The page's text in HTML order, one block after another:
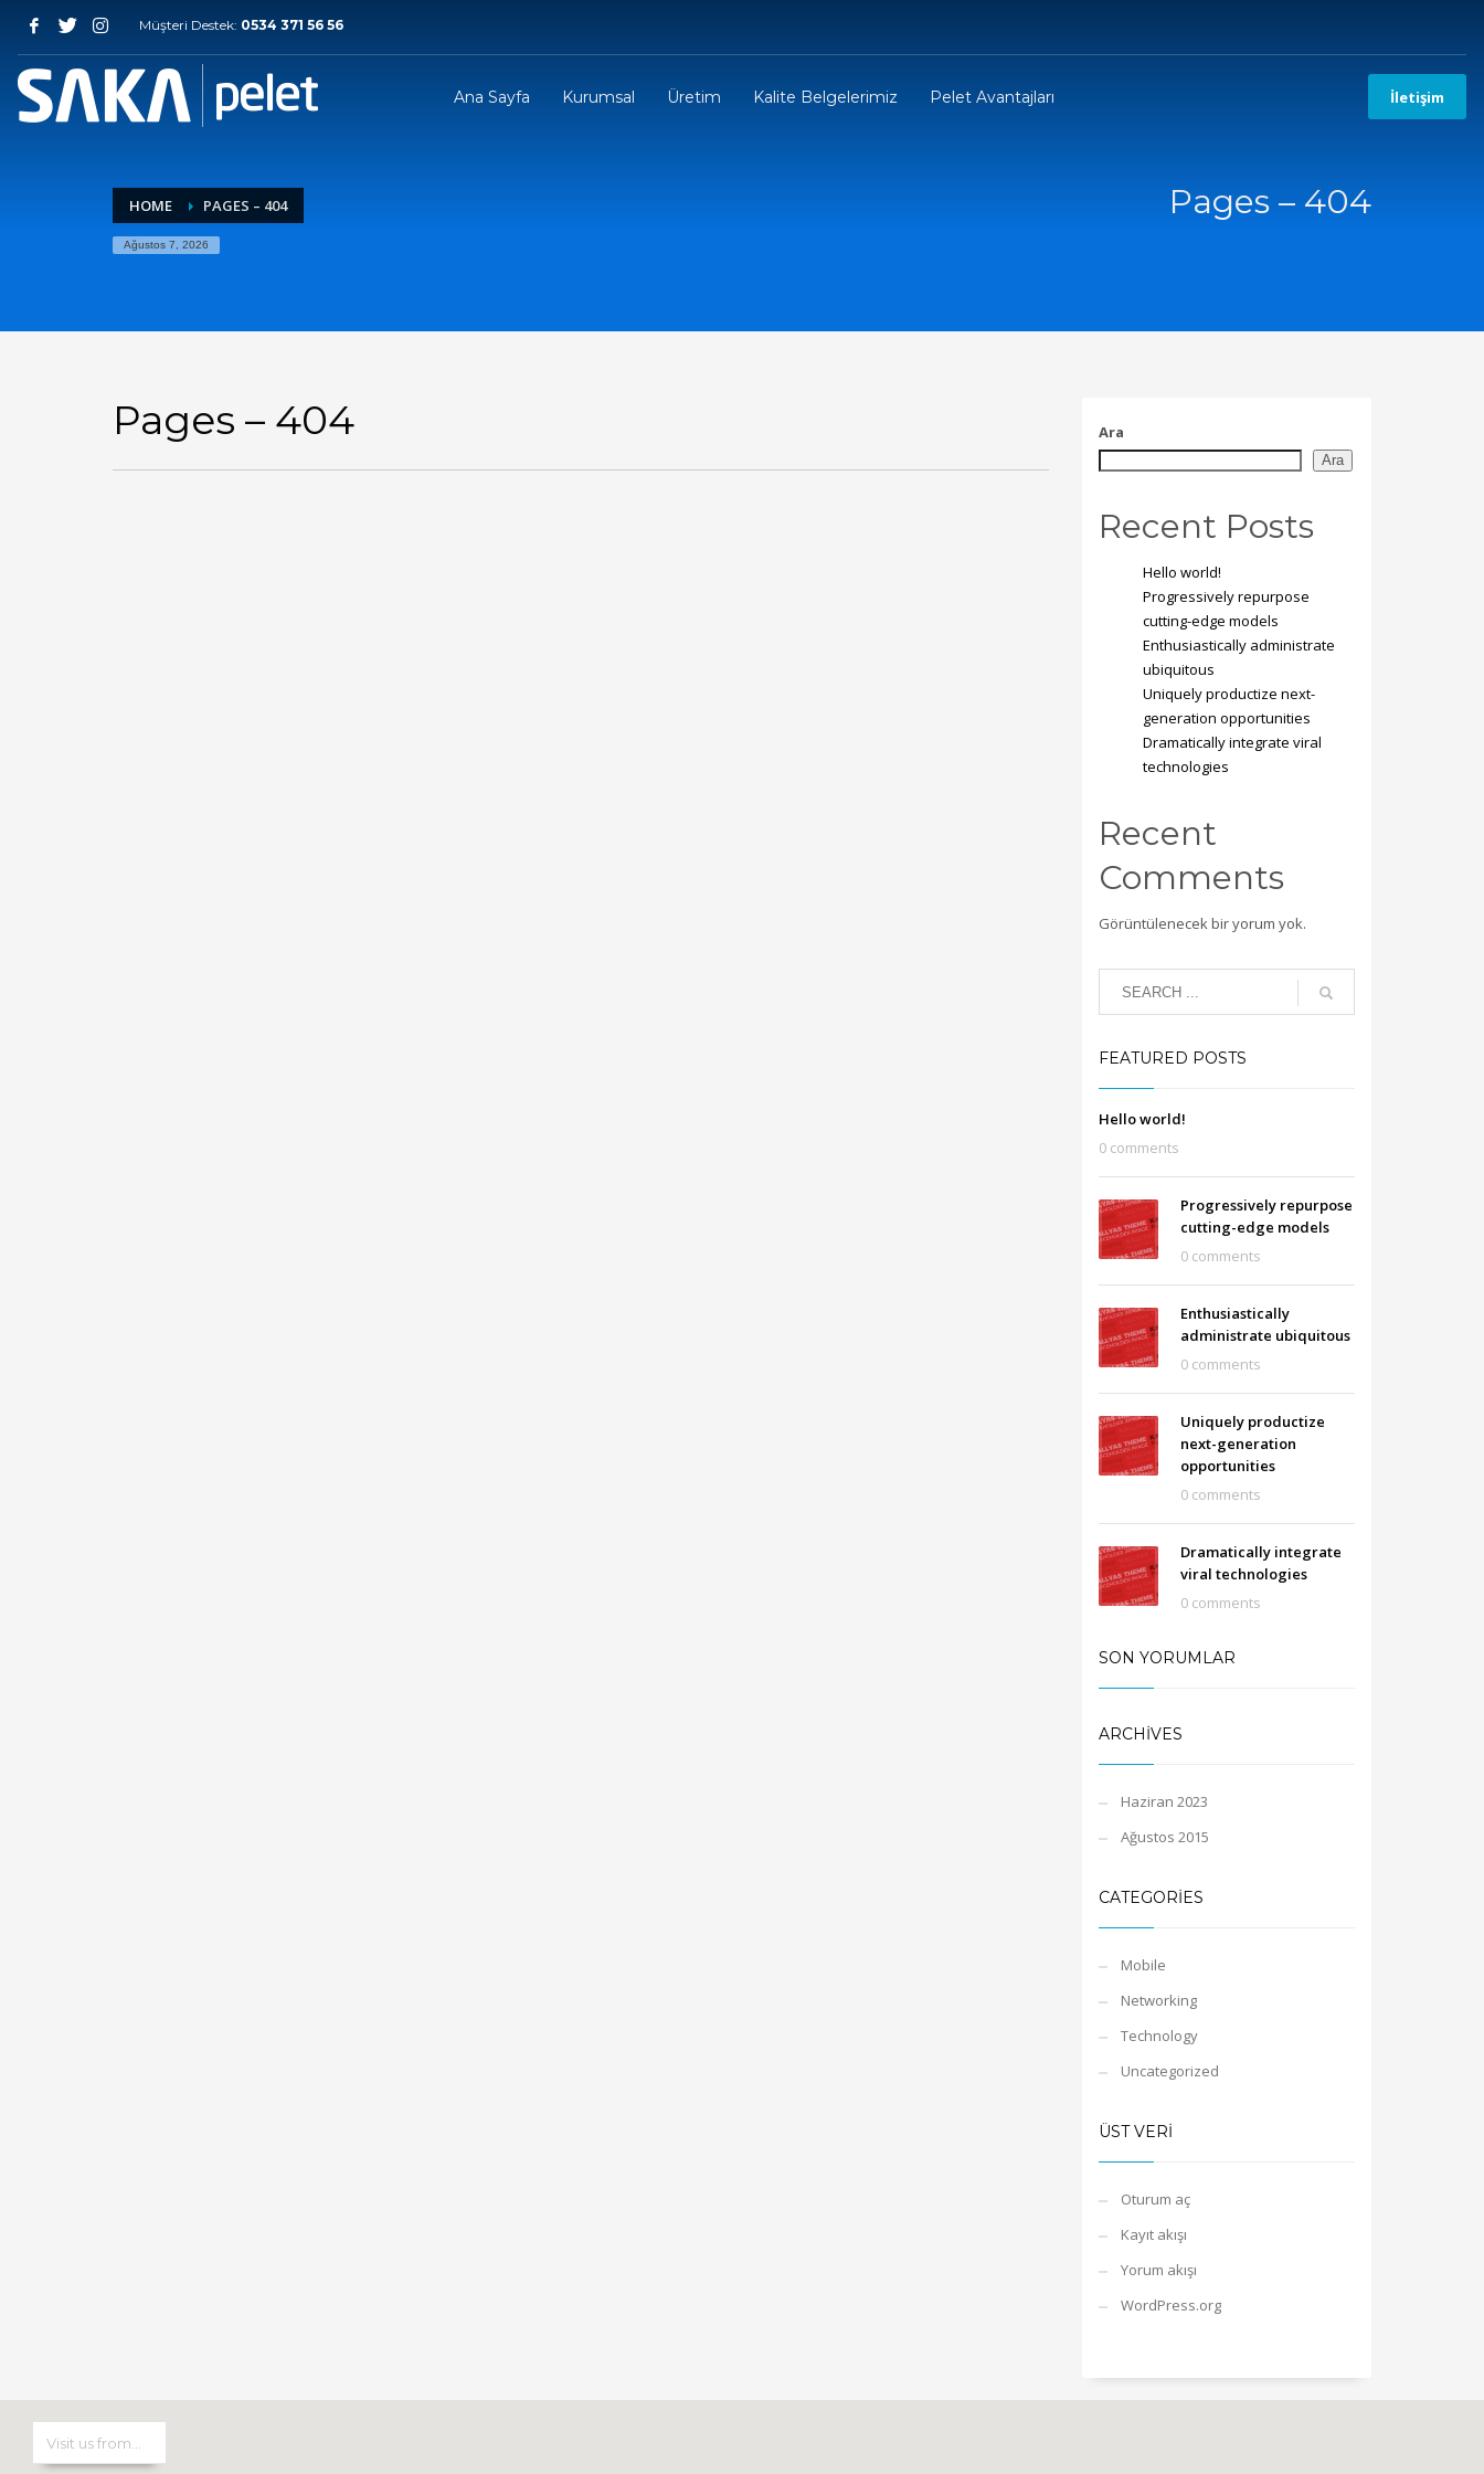
Müşteri Destek: 0534 371 56 56
Ana Sayfa Kurumsal Üretim Kalite Belgelerimiz Pelet Avantajları İletişim
HOME PAGES – 404
Ağustos 7, 2026
Pages – 404
Pages – 404 Ara
Ara
Recent Posts
Hello world!
Progressively repurpose
cutting-edge models
Enthusiastically administrate
ubiquitous
Uniquely productize next-
generation opportunities
Dramatically integrate viral
technologies
Recent
Comments
Görüntülenecek bir yorum yok.
FEATURED POSTS
Hello world!
0 comments
Progressively repurpose
cutting-edge models
0 comments
Enthusiastically
administrate ubiquitous
0 comments
Uniquely productize
next-generation
opportunities
0 comments
Dramatically integrate
viral technologies
0 comments
SON YORUMLAR
ARCHIVES
Haziran 2023
Ağustos 2015
CATEGORIES
Mobile
Networking
Technology
Uncategorized
ÜST VERI
Oturum aç
Kayıt akışı
Yorum akışı
WordPress.org